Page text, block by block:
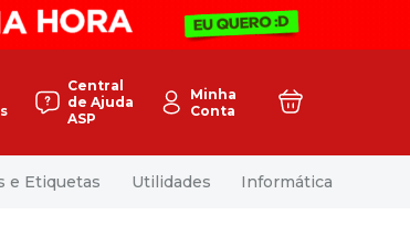
Central
de Ajuda
ASP
Minha
Conta
e Etiquetas Utilidades Informática